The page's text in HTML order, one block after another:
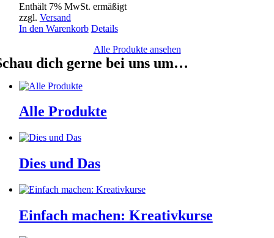
Enthält 7% MwSt. ermäßigt
zzgl. Versand
In den Warenkorb Details
Alle Produkte ansehen
dich gerne bei uns um…
Alle Produkte
Dies und Das
Einfach machen: Kreativkurse